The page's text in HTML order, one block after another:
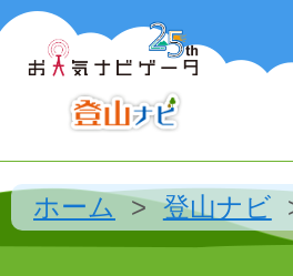
ホーム 登山ナビ